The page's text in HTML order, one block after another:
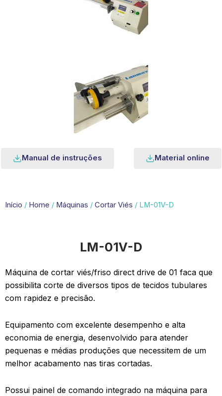
Manual de instruções Material online
Início / Home / Máquinas / Cortar Viés / LM-01V-D
LM-01V-D
Máquina de cortar viés/friso direct drive de 01 faca que
possibilita corte de diversos tipos de tecidos tubulares
com rapidez e precisão.
Equipamento com excelente desempenho e alta
economia de energia, desenvolvido para atender
pequenas e médias produções que necessitem de um
melhor acabamento nas tiras cortadas.
Possui painel de comando integrado na máquina para